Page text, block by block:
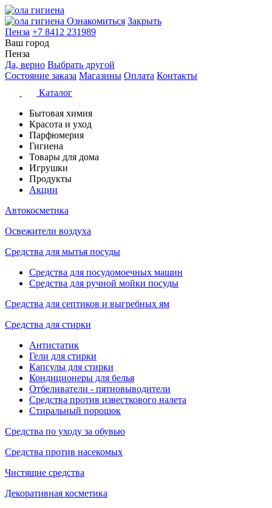
Ознакомиться Закрыть
Пенза +7 8412 231989
Ваш город
Пенза
Да, верно Выбрать другой
Состояние заказа Магазины Оплата Контакты
Каталог
Бытовая химия
Красота и уход
Парфюмерия
Гигиена
Товары для дома
Игрушки
Продукты
Акции
Автокосметика
Освежители воздуха
Средства для мытья посуды
Средства для посудомоечных машин
Средства для ручной мойки посуды
Средства для септиков и выгребных ям
Средства для стирки
Антистатик
Гели для стирки
Капсулы для стирки
Кондиционеры для белья
Отбеливатели - пятновыводители
Средства против известкового налета
Стиральный порошок
Средства по уходу за обувью
Средства против насекомых
Чистящие средства
Декоративная косметика